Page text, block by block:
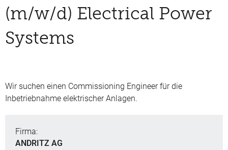
(m/w/d) Electrical Power
Systems
Wir suchen einen Commissioning Engineer für die
Inbetriebnahme elektrischer Anlagen.
Firma:
ANDRITZ AG